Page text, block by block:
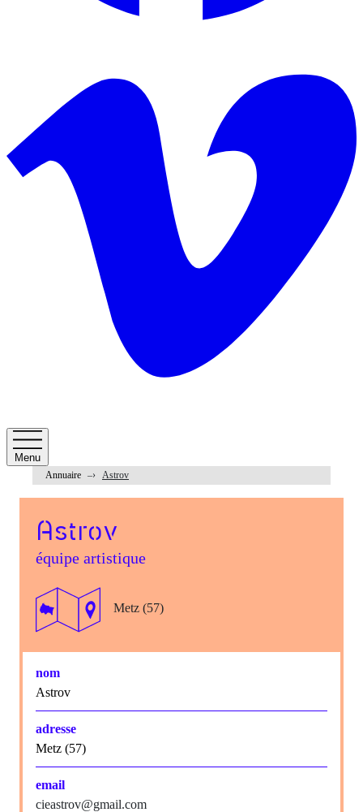
Menu
Annuaire Astrov
Astrov
équipe artistique
Metz (57)
nom
Astrov
adresse
Metz (57)
email
cieastrov@gmail.com